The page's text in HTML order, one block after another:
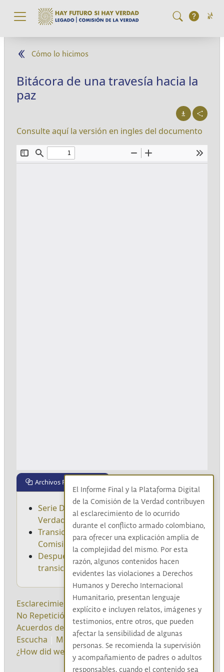
Pasar al contenido principal
Cómo lo hicimos
Bitácora de una travesía hacia la
paz
Consulte aquí la versión en ingles del documento
Archivos Relacionados
Serie Documental: "El Acontecimiento de la
Verdad"
Transición, las formas de trabajo de la
Comisión
Después del Fuego, fragmentos de una
transición
Esclarecimiento|Reconocimiento|Convivencia
No Repetición
|Diálogo social|Sistematización|
Acuerdos de Paz|Pleno de comisionados|
Escucha
Metodología |Territorios|Legado
¿How did we do it?|English|
El Informe Final y la Plataforma Digital
de la Comisión de la Verdad contribuyen
al esclarecimiento de lo ocurrido
durante el conflicto armado colombiano,
para ofrecer una explicación amplia de
la complejidad del mismo. Por esta
razón, algunos contenidos hacen
evidentes las violaciones a Derechos
Humanos y Derecho Internacional
Humanitario, presentan lenguaje
explícito e incluyen relatos, imágenes y
testimonios, entre otros, que pueden
afectar la sensibilidad de algunas
personas. Se recomienda la supervisión
y acompañamiento de padres o adultos
responsables, cuando el contenido sea